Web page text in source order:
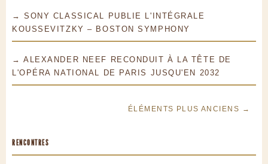
→ SONY CLASSICAL PUBLIE L'INTÉGRALE
KOUSSEVITZKY – BOSTON SYMPHONY
→ ALEXANDER NEEF RECONDUIT À LA TÊTE DE
L'OPÉRA NATIONAL DE PARIS JUSQU'EN 2032
ÉLÉMENTS PLUS ANCIENS →
RENCONTRES